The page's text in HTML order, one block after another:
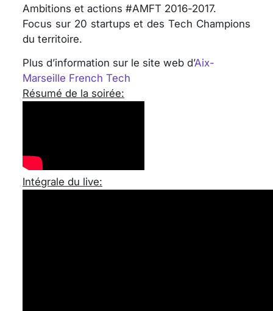
Ambitions et actions #AMFT 2016-2017.
Focus sur 20 startups et des Tech Champions
du territoire.
Plus d’information sur le site web d’Aix-
Marseille French Tech
Résumé de la soirée:
Intégrale du live: